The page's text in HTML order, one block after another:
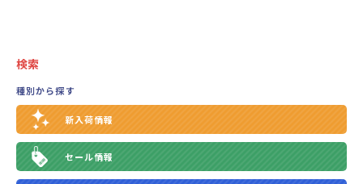
検索
種別から探す
新入荷情報
セール情報